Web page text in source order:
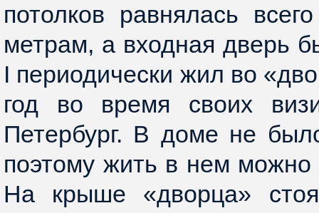
потолков равнялась
метрам, а входная дверь
I периодически жил во
год во время своих
Петербург. В доме не
поэтому жить в нем
На крыше «дворца»